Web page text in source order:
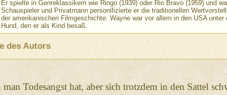
Er spielte in Genreklassikern wie Ringo (1939) oder Rio Bravo (1959) und
Schauspieler und Privatmann personifizierte er die traditionellen
der amerikanischen Filmgeschichte. Wayne war vor allem in den USA
Hund, den er als Kind besaß.
des Autors
Todesangst hat, aber sich trotzdem in den Sattel